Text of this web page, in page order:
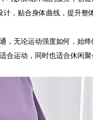
，贴合身体曲线，提升
，无论运动强度如何，始
合运动，同时也适合休闲